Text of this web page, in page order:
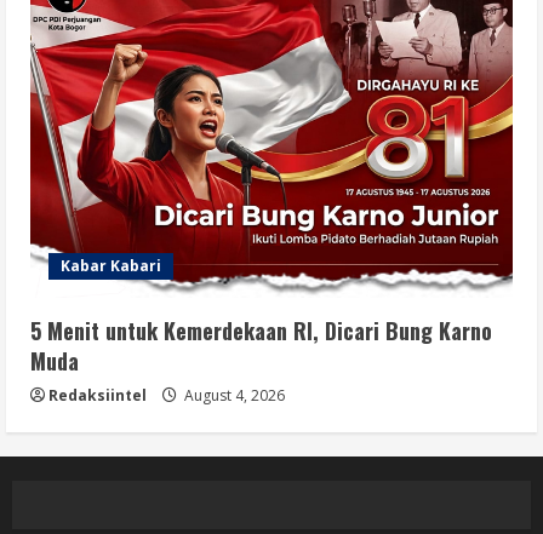
Kabar Kabari
5 Menit untuk Kemerdekaan RI, Dicari Bung Karno
Muda
Redaksiintel August 4, 2026